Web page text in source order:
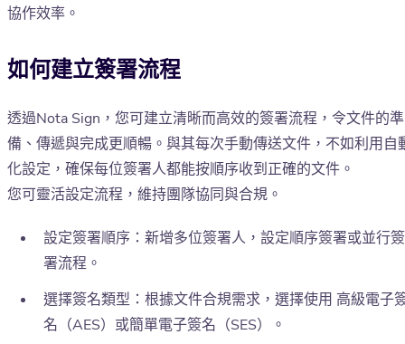
協作效率。
如何建立簽署流程
透過Nota Sign，您可建立清晰而高效的簽署流程，令文件的準
備、傳遞與完成更順暢。與其每次手動傳送文件，不如利用自
化設定，確保每位簽署人都能按順序收到正確的文件。
您可靈活設定流程，維持團隊協同與合規。
設定簽署順序：新增多位簽署人，設定順序簽署或並行簽
署流程。
選擇簽名類型：根據文件合規需求，選擇使用 高級電子
名（AES）或簡單電子簽名（SES）。